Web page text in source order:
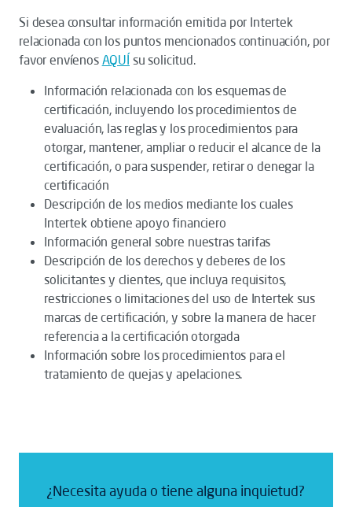
Si desea consultar información emitida por Intertek
relacionada con los puntos mencionados continuación, por
favor envíenos AQUÍ su solicitud.
Información relacionada con los esquemas de
certificación, incluyendo los procedimientos de
evaluación, las reglas y los procedimientos para
otorgar, mantener, ampliar o reducir el alcance de la
certificación, o para suspender, retirar o denegar la
certificación
Descripción de los medios mediante los cuales
Intertek obtiene apoyo financiero
Información general sobre nuestras tarifas
Descripción de los derechos y deberes de los
solicitantes y clientes, que incluya requisitos,
restricciones o limitaciones del uso de Intertek sus
marcas de certificación, y sobre la manera de hacer
referencia a la certificación otorgada
Información sobre los procedimientos para el
tratamiento de quejas y apelaciones.
¿Necesita ayuda o tiene alguna inquietud?